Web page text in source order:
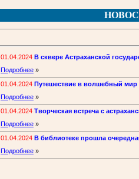
01.04.2024 В сквере Астраханской
Подробнее »
01.04.2024 Путешествие в волшебный мир
Подробнее »
01.04.2024 Творческая встреча с
Подробнее »
01.04.2024 В библиотеке прошла
Подробнее »